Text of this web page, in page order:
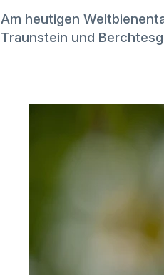
Am heutigen
Traunstein und